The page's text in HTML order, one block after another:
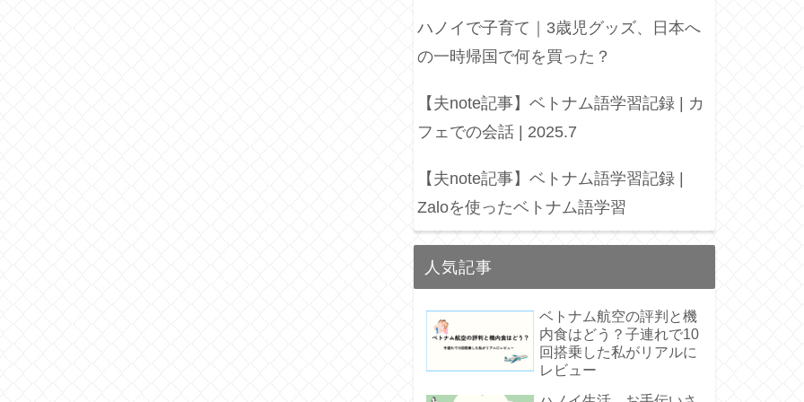
ハノイで子育て｜3歳児グッズ、日本へ
の一時帰国で何を買った？
【夫note記事】ベトナム語学習記録 | カ
フェでの会話 | 2025.7
【夫note記事】ベトナム語学習記録 |
Zaloを使ったベトナム語学習
人気記事
ベトナム航空の評判と機
内食はどう？子連れで10
回搭乗した私がリアルに
レビュー